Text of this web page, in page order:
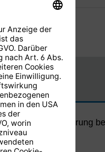
Wandhalterung